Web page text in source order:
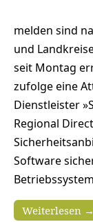
melden sind
und
seit Montag
zufolge eine
Dienstleister
Regional
Software
Weiterlesen →